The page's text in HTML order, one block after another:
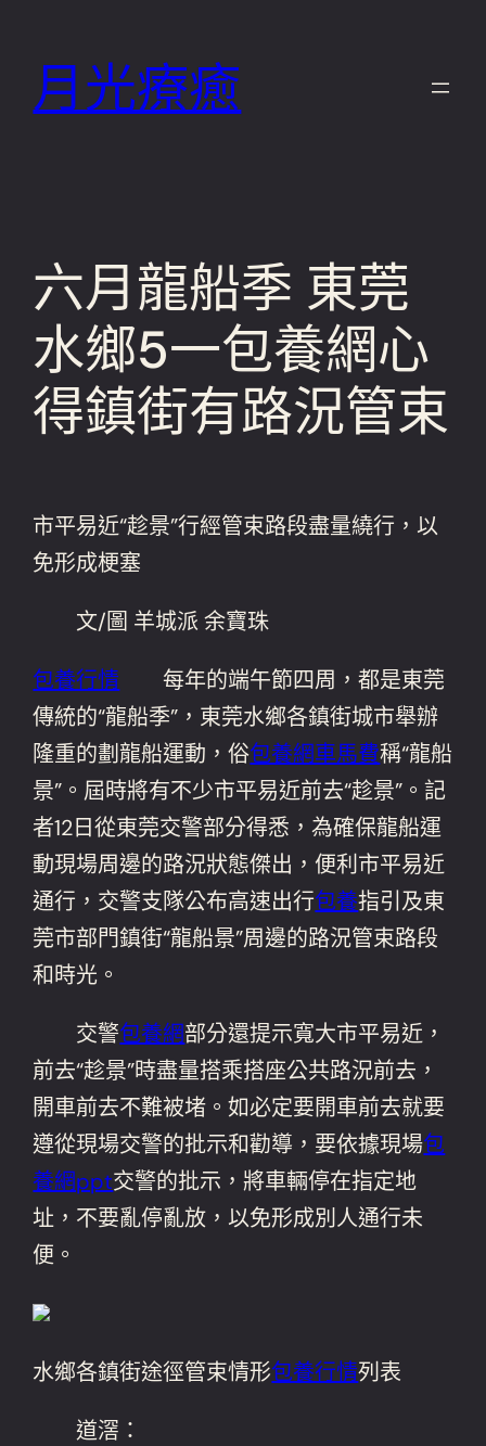
月光療癒
六月龍船季 東莞
水鄉5一包養網心
得鎮街有路況管束
市平易近“趁景”行經管束路段盡量繞行，以
免形成梗塞
文/圖 羊城派 余寶珠
包養行情 每年的端午節四周，都是東莞
傳統的“龍船季”，東莞水鄉各鎮街城市舉辦
隆重的劃龍船運動，俗包養網車馬費稱“龍船
景”。屆時將有不少市平易近前去“趁景”。記
者12日從東莞交警部分得悉，為確保龍船運
動現場周邊的路況狀態傑出，便利市平易近
通行，交警支隊公布高速出行包養指引及東
莞市部門鎮街“龍船景”周邊的路況管束路段
和時光。
交警包養網部分還提示寬大市平易近，
前去“趁景”時盡量搭乘搭座公共路況前去，
開車前去不難被堵。如必定要開車前去就要
遵從現場交警的批示和勸導，要依據現場包
養網ppt交警的批示，將車輛停在指定地
址，不要亂停亂放，以免形成別人通行未
便。
水鄉各鎮街途徑管束情形包養行情列表
道滘：